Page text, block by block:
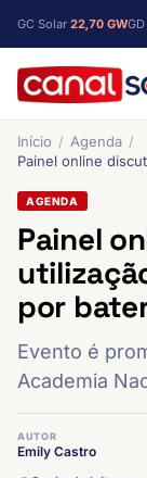
GC Solar 22,70 GW
Início
Agenda
AGENDA
Painel
por
Evento é
Academia
AUTOR
Emily Castro